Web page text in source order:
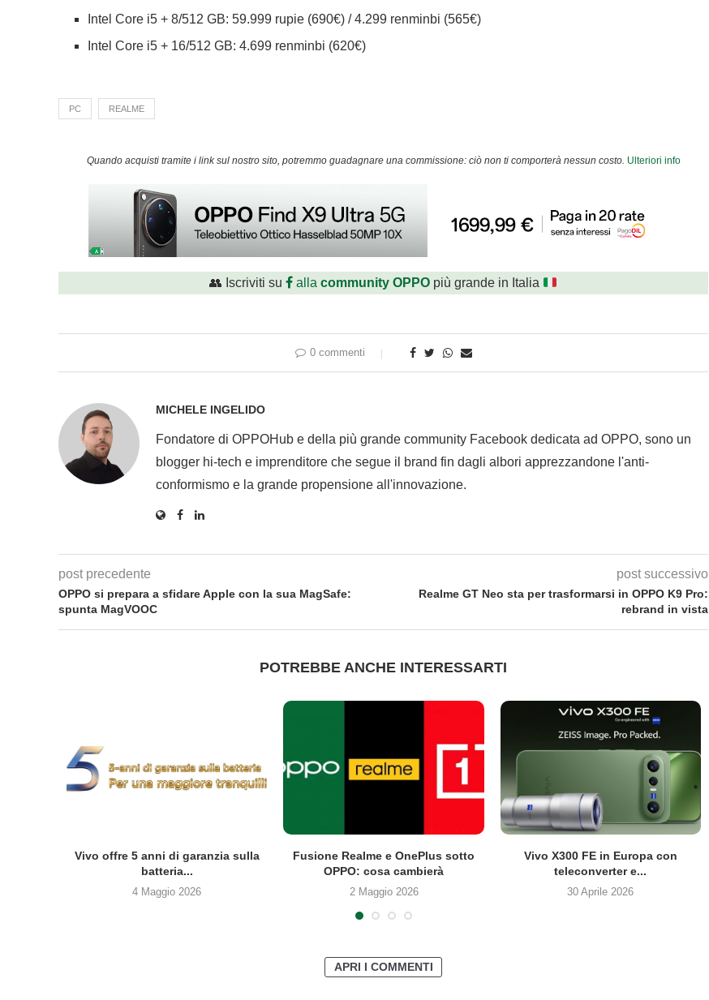
Intel Core i5 + 8/512 GB: 59.999 rupie (690€) / 4.299 renminbi (565€)
Intel Core i5 + 16/512 GB: 4.699 renminbi (620€)
PC REALME
Quando acquisti tramite i link sul nostro sito, potremmo guadagnare una commissione: ciò non ti comporterà nessun costo. Ulteriori info
👥 Iscriviti su allacommunity OPPO più grande in Italia
0 commenti
MICHELE INGELIDO
Fondatore di OPPOHub e della più grande community Facebook dedicata ad OPPO, sono un
blogger hi-tech e imprenditore che segue il brand fin dagli albori apprezzandone l'anti-
conformismo e la grande propensione all'innovazione.
post precedente
OPPO si prepara a sfidare Apple con la sua MagSafe:
spunta MagVOOC
post successivo
Realme GT Neo sta per trasformarsi in OPPO K9 Pro:
rebrand in vista
POTREBBE ANCHE INTERESSARTI
Vivo offre 5 anni di garanzia sulla
batteria...
4 Maggio 2026
Fusione Realme e OnePlus sotto
OPPO: cosa cambierà
2 Maggio 2026
Vivo X300 FE in Europa con
teleconverter e...
30 Aprile 2026
APRI I COMMENTI